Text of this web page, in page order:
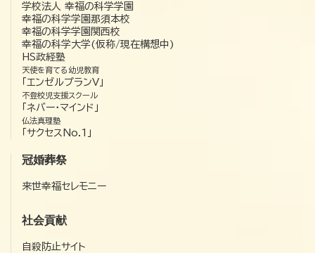
学校法人 幸福の科学学園
幸福の科学学園那須本校
幸福の科学学園関西校
幸福の科学大学(仮称/現在構想中)
HS政経塾
天使を育てる幼児教育
「エンゼルプランV」
不登校児支援スクール
「ネバー・マインド」
仏法真理塾
「サクセスNo.1」
冠婚葬祭
来世幸福セレモニー
社会貢献
自殺防止サイト